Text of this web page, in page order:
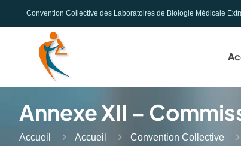
Convention Collective des Laboratoires de Biologie Médicale
Annexe XII –
Accueil Accueil Convention Collective